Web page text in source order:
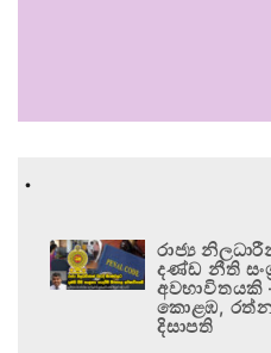
.
රාජ්‍ය
දණ්ඩ නීති
කොළඹ,
දිසාපති